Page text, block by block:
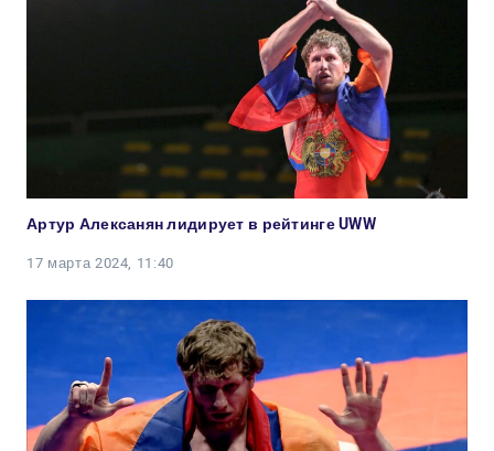
Артур Алексанян лидирует в рейтинге UWW
17 марта 2024, 11:40